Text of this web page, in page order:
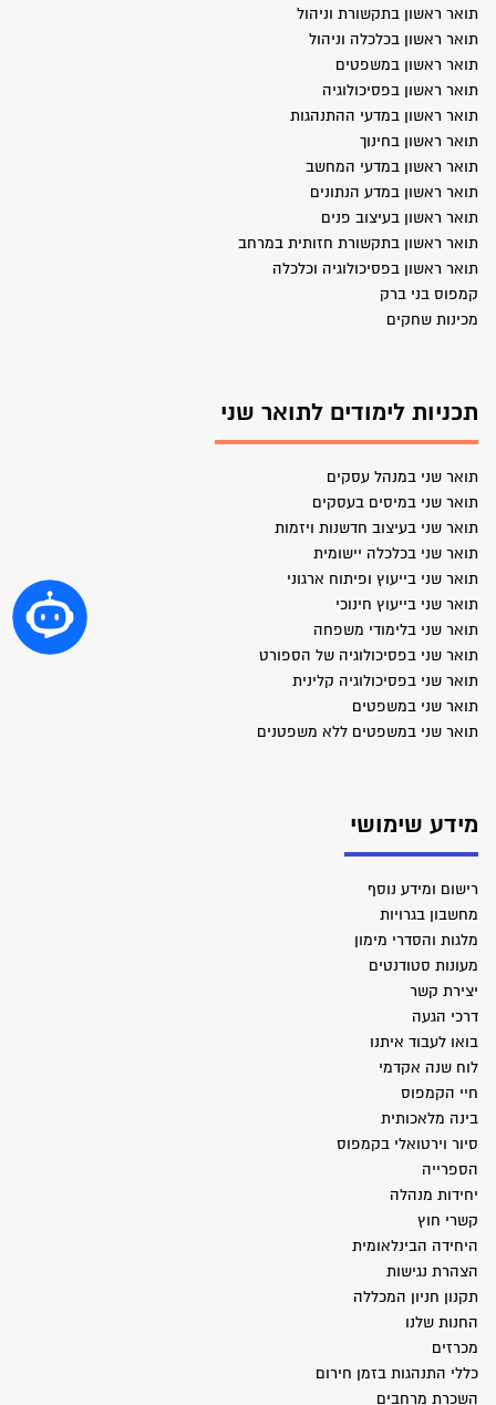
תואר ראשון בתקשורת וניהול
תואר ראשון בכלכלה וניהול
תואר ראשון במשפטים
תואר ראשון בפסיכולוגיה
תואר ראשון במדעי ההתנהגות
תואר ראשון בחינוך
תואר ראשון במדעי המחשב
תואר ראשון במדע הנתונים
תואר ראשון בעיצוב פנים
תואר ראשון בתקשורת חזותית במרחב
תואר ראשון בפסיכולוגיה וכלכלה
קמפוס בני ברק
מכינות שחקים
תכניות לימודים לתואר שני
תואר שני במנהל עסקים
תואר שני במיסים בעסקים
תואר שני בעיצוב חדשנות ויזמות
תואר שני בכלכלה יישומית
תואר שני בייעוץ ופיתוח ארגוני
תואר שני בייעוץ חינוכי
תואר שני בלימודי משפחה
תואר שני בפסיכולוגיה של הספורט
תואר שני בפסיכולוגיה קלינית
תואר שני במשפטים
תואר שני במשפטים ללא משפטנים
מידע שימושי
רישום ומידע נוסף
מחשבון בגרויות
מלגות והסדרי מימון
מעונות סטודנטים
יצירת קשר
דרכי הגעה
בואו לעבוד איתנו
לוח שנה אקדמי
חיי הקמפוס
בינה מלאכותית
סיור וירטואלי בקמפוס
הספרייה
יחידות מנהלה
קשרי חוץ
היחידה הבינלאומית
הצהרת נגישות
תקנון חניון המכללה
החנות שלנו
מכרזים
כללי התנהגות בזמן חירום
השכרת מרחבים